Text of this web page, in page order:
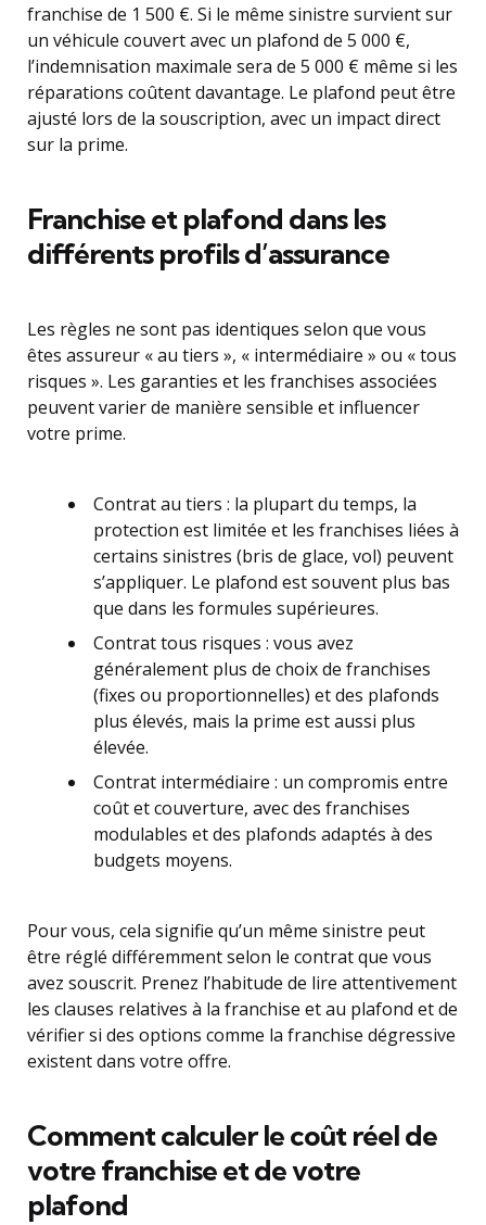
franchise de 1 500 €. Si le même sinistre survient sur
un véhicule couvert avec un plafond de 5 000 €,
l’indemnisation maximale sera de 5 000 € même si les
réparations coûtent davantage. Le plafond peut être
ajusté lors de la souscription, avec un impact direct
sur la prime.
Franchise et plafond dans les
différents profils d’assurance
Les règles ne sont pas identiques selon que vous
êtes assureur « au tiers », « intermédiaire » ou « tous
risques ». Les garanties et les franchises associées
peuvent varier de manière sensible et influencer
votre prime.
Contrat au tiers : la plupart du temps, la
protection est limitée et les franchises liées à
certains sinistres (bris de glace, vol) peuvent
s’appliquer. Le plafond est souvent plus bas
que dans les formules supérieures.
Contrat tous risques : vous avez
généralement plus de choix de franchises
(fixes ou proportionnelles) et des plafonds
plus élevés, mais la prime est aussi plus
élevée.
Contrat intermédiaire : un compromis entre
coût et couverture, avec des franchises
modulables et des plafonds adaptés à des
budgets moyens.
Pour vous, cela signifie qu’un même sinistre peut
être réglé différemment selon le contrat que vous
avez souscrit. Prenez l’habitude de lire attentivement
les clauses relatives à la franchise et au plafond et de
vérifier si des options comme la franchise dégressive
existent dans votre offre.
Comment calculer le coût réel de
votre franchise et de votre
plafond